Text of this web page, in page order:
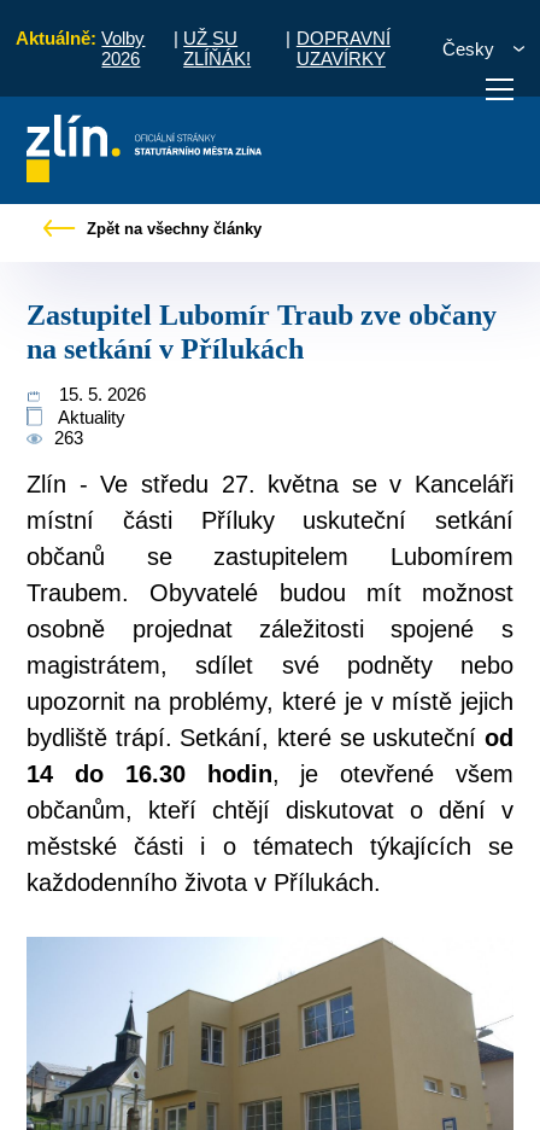
Aktuálně: Volby
2026
| UŽ SU
ZLÍŇÁK!
| DOPRAVNÍ
UZAVÍRKY
Česky
vyřídit Potřebuji zaplatit
Zpět na všechny články
Zastupitel Lubomír Traub zve občany
na setkání v Přílukách
15. 5. 2026
Aktuality
263
Zlín - Ve středu 27. května se v Kanceláři
místní části Příluky uskuteční setkání
občanů se zastupitelem Lubomírem
Traubem. Obyvatelé budou mít možnost
osobně projednat záležitosti spojené s
magistrátem, sdílet své podněty nebo
upozornit na problémy, které je v místě jejich
bydliště trápí. Setkání, které se uskuteční od
14 do 16.30 hodin, je otevřené všem
občanům, kteří chtějí diskutovat o dění v
městské části i o tématech týkajících se
každodenního života v Přílukách.